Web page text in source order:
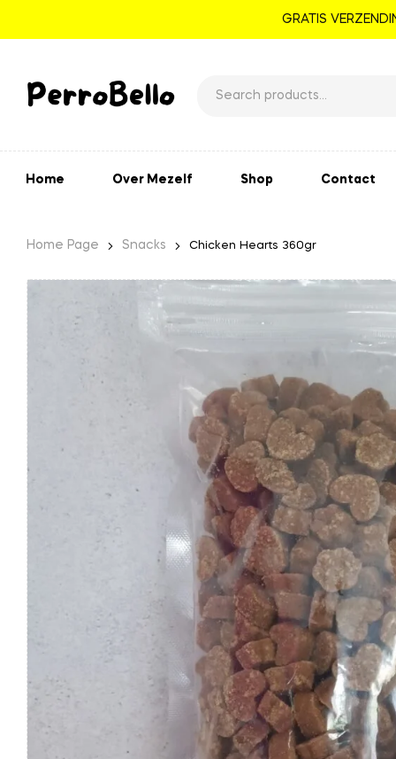
GRATIS
Home Over Mezelf Shop Contact
Home Page Snacks Chicken Hearts 360gr